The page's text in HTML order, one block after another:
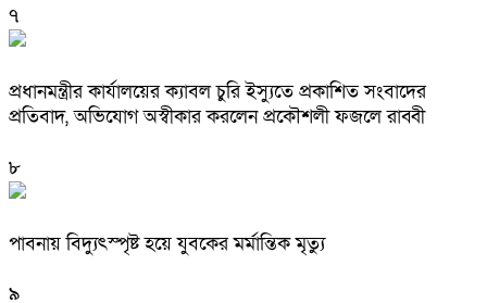
৭
প্রধানমন্ত্রীর কার্যালয়ের ক্যাবল চুরি ইস্যুতে প্রকাশিত সংবাদের
প্রতিবাদ, অভিযোগ অস্বীকার করলেন প্রকৌশলী ফজলে রাব্বী
৮
পাবনায় বিদ্যুৎস্পৃষ্ট হয়ে যুব‌কের মর্মান্তিক মৃত্যু
৯